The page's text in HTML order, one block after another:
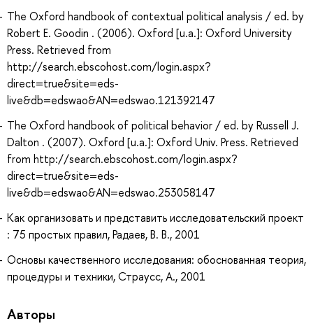
The Oxford handbook of contextual political analysis / ed. by
Robert E. Goodin . (2006). Oxford [u.a.]: Oxford University
Press. Retrieved from
http://search.ebscohost.com/login.aspx?
direct=true&site=eds-
live&db=edswao&AN=edswao.121392147
The Oxford handbook of political behavior / ed. by Russell J.
Dalton . (2007). Oxford [u.a.]: Oxford Univ. Press. Retrieved
from http://search.ebscohost.com/login.aspx?
direct=true&site=eds-
live&db=edswao&AN=edswao.253058147
Как организовать и представить исследовательский проект
: 75 простых правил, Радаев, В. В., 2001
Основы качественного исследования: обоснованная теория,
процедуры и техники, Страусс, А., 2001
Авторы